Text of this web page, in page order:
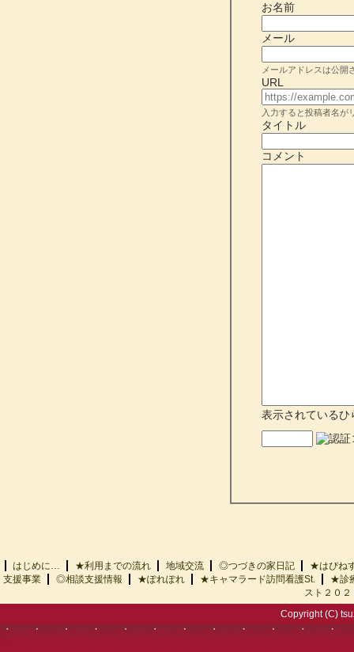
お名前
メール
メールアドレスは公開
URL
入力すると投稿者名が
タイトル
コメント
表示されているひ
はじめに… ★利用までの流れ 地域交流 ◎つづきの家日記
★はぴ
支援事業
◎相談支援情報 ★ぽれぽれ ★キャマラード訪問看護St.
★診
スト２０２
Copyright (C)